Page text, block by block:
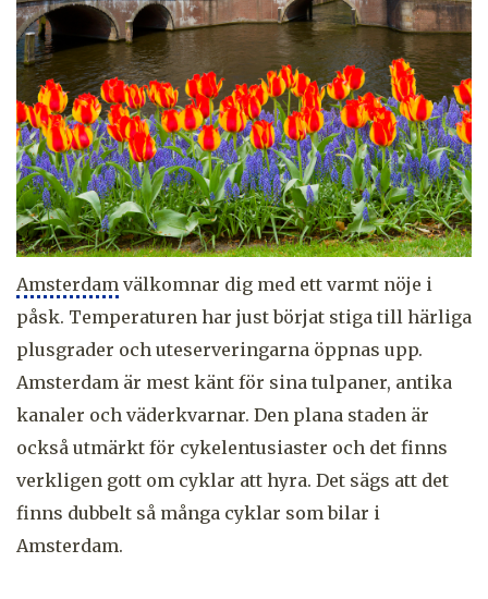
Amsterdam välkomnar dig med ett varmt nöje i
påsk. Temperaturen har just börjat stiga till härliga
plusgrader och uteserveringarna öppnas upp.
Amsterdam är mest känt för sina tulpaner, antika
kanaler och väderkvarnar. Den plana staden är
också utmärkt för cykelentusiaster och det finns
verkligen gott om cyklar att hyra. Det sägs att det
finns dubbelt så många cyklar som bilar i
Amsterdam.